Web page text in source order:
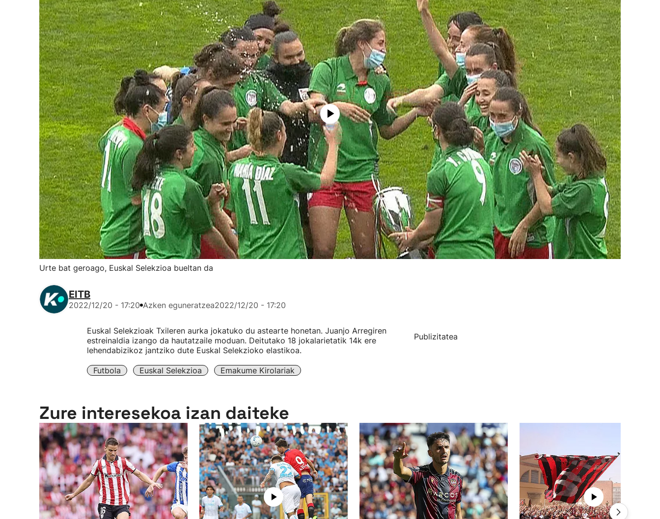
Urte bat geroago, Euskal Selekzioa bueltan da
EITB
2022/12/20 - 17:20 Azken eguneratzea2022/12/20 - 17:20
Euskal Selekzioak Txileren aurka jokatuko du astearte honetan. Juanjo Arregiren
estreinaldia izango da hautatzaile moduan. Deitutako 18 jokalarietatik 14k ere
lehendabizikoz jantziko dute Euskal Selekzioko elastikoa.
Futbola Euskal Selekzioa Emakume Kirolariak
Publizitatea
Zure interesekoa izan daiteke